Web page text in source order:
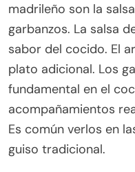
madrileño son la
garbanzos. La salsa
sabor del cocido. El
plato adicional. Los
fundamental en el
acompañamientos
Es común verlos en
guiso tradicional.